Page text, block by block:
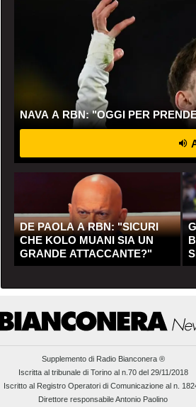
NAVA A RBN: "OGGI PER
DE PAOLA A RBN: "SICURI
CHE KOLO MUANI SIA UN
GRANDE ATTACCANTE?"
Supplemento di Radio Bianconera ®
Iscritta al tribunale di Torino al n.70 del 29/11/2018
Iscritto al Registro Operatori di Comunicazione al n.
Direttore responsabile Antonio Paolino